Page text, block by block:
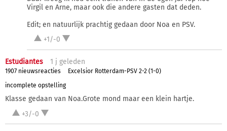
Virgil en Arne, maar ook die andere gasten dat deden.
Edit; en natuurlijk prachtig gedaan door Noa en PSV.
+1/-0
Estudiantes 1 j geleden
1907 nieuwsreacties
Excelsior Rotterdam-PSV 2-2 (1-0)
incomplete opstelling
Klasse gedaan van Noa.Grote mond maar een klein hartje.
+3/-0